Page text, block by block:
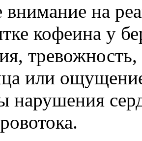
внимание на
кофеина у
или
нарушения